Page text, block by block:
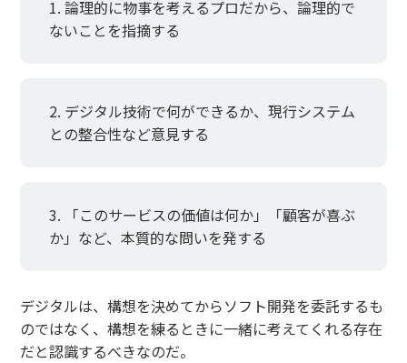
論理的に物事を考えるプロだから、論理的で
ないことを指摘する
デジタル技術で何ができるか、現行システム
との整合性など意見する
「このサービスの価値は何か」「顧客が喜ぶ
か」など、本質的な問いを発する
デジタルは、構想を決めてからソフト開発を委託するも
のではなく、構想を練るときに一緒に考えてくれる存在
だと認識するべきなのだ。